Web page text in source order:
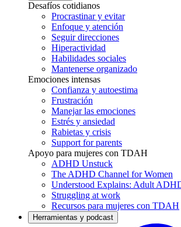
Desafíos cotidianos
Procrastinar y evitar
Enfoque y atención
Seguir direcciones
Hiperactividad
Habilidades sociales
Mantenerse organizado
Emociones intensas
Confianza y autoestima
Frustración
Manejar las emociones
Estrés y ansiedad
Rabietas y crisis
Support for parents
Apoyo para mujeres con TDAH
ADHD Unstuck
The ADHD Channel for Women
Understood Explains: Adult
Struggling at work
Recursos para mujeres con TDAH
Herramientas y podcast